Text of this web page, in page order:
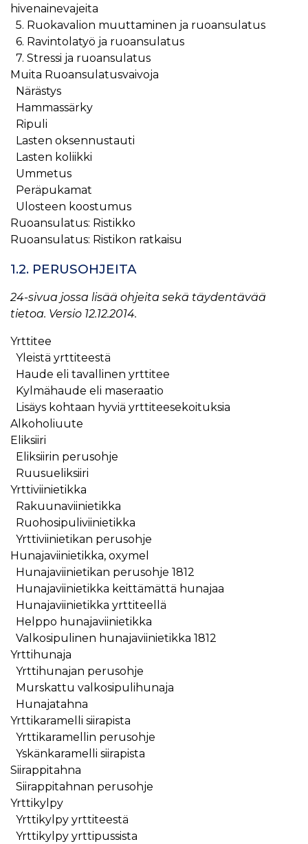
hivenainevajeita
5. Ruokavalion muuttaminen ja ruoansulatus
6. Ravintolatyö ja ruoansulatus
7. Stressi ja ruoansulatus
Muita Ruoansulatusvaivoja
Närästys
Hammassärky
Ripuli
Lasten oksennustauti
Lasten koliikki
Ummetus
Peräpukamat
Ulosteen koostumus
Ruoansulatus: Ristikko
Ruoansulatus: Ristikon ratkaisu
1.2. PERUSOHJEITA
24-sivua jossa lisää ohjeita sekä täydentävää
tietoa. Versio 12.12.2014.
Yrttitee
Yleistä yrttiteestä
Haude eli tavallinen yrttitee
Kylmähaude eli maseraatio
Lisäys kohtaan hyviä yrttiteesekoituksia
Alkoholiuute
Eliksiiri
Eliksiirin perusohje
Ruusueliksiiri
Yrttiviinietikka
Rakuunaviinietikka
Ruohosipuliviinietikka
Yrttiviinietikan perusohje
Hunajaviinietikka, oxymel
Hunajaviinietikan perusohje 1812
Hunajaviinietikka keittämättä hunajaa
Hunajaviinietikka yrttiteellä
Helppo hunajaviinietikka
Valkosipulinen hunajaviinietikka 1812
Yrttihunaja
Yrttihunajan perusohje
Murskattu valkosipulihunaja
Hunajatahna
Yrttikaramelli siirapista
Yrttikaramellin perusohje
Yskänkaramelli siirapista
Siirappitahna
Siirappitahnan perusohje
Yrttikylpy
Yrttikylpy yrttiteestä
Yrttikylpy yrttipussista